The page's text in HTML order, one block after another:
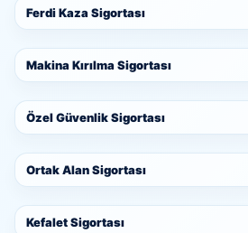
Ferdi Kaza Sigortası
Makina Kırılma Sigortası
Özel Güvenlik Sigortası
Ortak Alan Sigortası
Kefalet Sigortası